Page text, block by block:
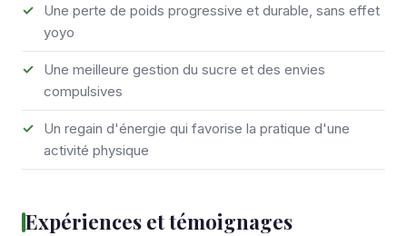
Une perte de poids progressive et durable, sans effet
yoyo
Une meilleure gestion du sucre et des envies
compulsives
Un regain d'énergie qui favorise la pratique d'une
activité physique
Expériences et témoignages